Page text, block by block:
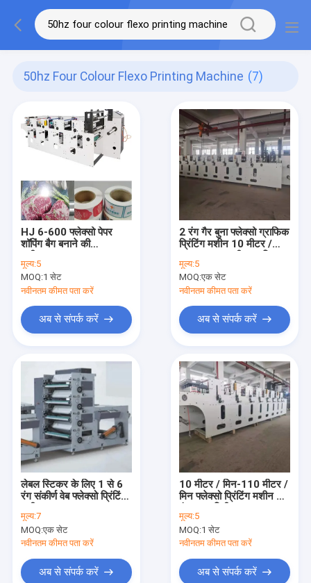
50hz Four Colour Flexo Printing Machine (7)
HJ 6-600 फ्लेक्सो पेपर
शॉपिंग बैग बनाने की
रंग फ्लेक्सो प्रिंटिंग मशीन
220V
मूल्य:5
MOQ:1 सेट
नवीनतम कीमत पता करें
अब से संपर्क करें
2 रंग गैर बुना फ्लेक्सो ग्राफिक
प्रिंटिंग मशीन 10 मीटर /
मूल्य:5
MOQ:एक सेट
नवीनतम कीमत पता करें
अब से संपर्क करें
लेबल स्टिकर के लिए 1 से 6
रंग संकीर्ण वेब फ्लेक्सो प्रिंटिंग
मूल्य:7
MOQ:एक सेट
नवीनतम कीमत पता करें
अब से संपर्क करें
10 मीटर / मिन-110 मीटर /
मिन फ्लेक्सो प्रिंटिंग मशीन 6
मूल्य:5
MOQ:1 सेट
नवीनतम कीमत पता करें
अब से संपर्क करें